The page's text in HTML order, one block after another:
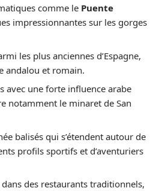
comme le Puente
impressionnantes sur les gorges
les plus anciennes d’Espagne,
andalou et romain.
avec une forte influence arabe
notamment le minaret de San
balisés qui s’étendent autour de
profils sportifs et d’aventuriers
des restaurants traditionnels,